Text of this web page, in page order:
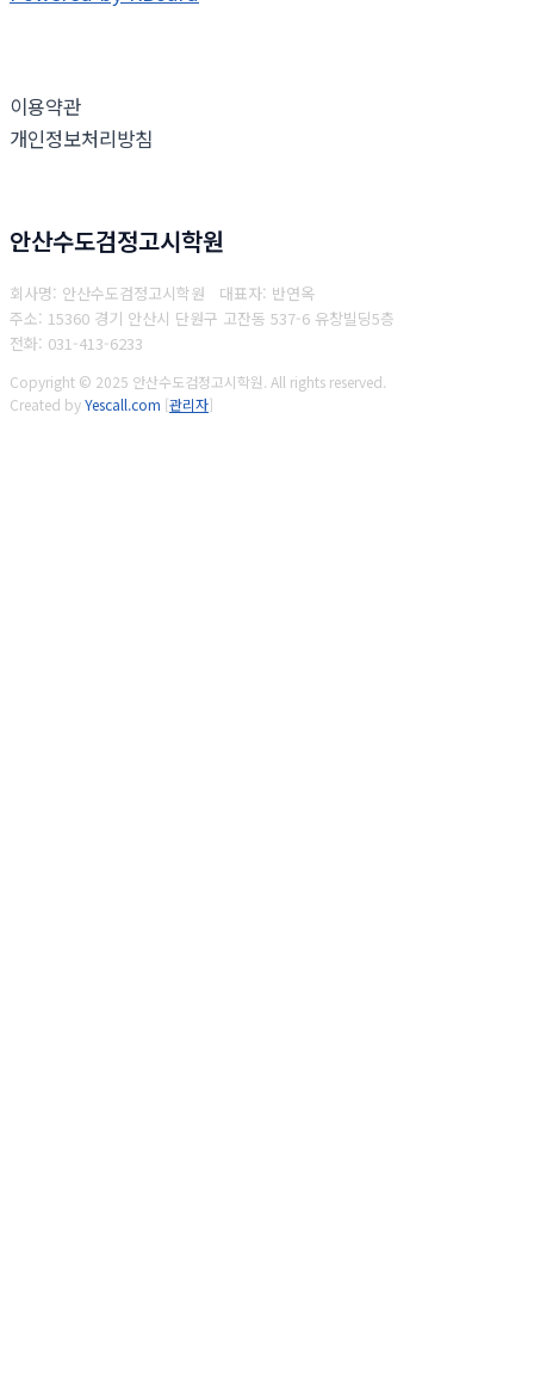
이용약관
개인정보처리방침
안산수도검정고시학원
회사명: 안산수도검정고시학원 대표자: 반연옥
주소: 15360 경기 안산시 단원구 고잔동 537-6 유창빌딩5층
전화: 031-413-6233
Copyright © 2025 안산수도검정고시학원. All rights reserved.
Created byYescall.com [관리자]